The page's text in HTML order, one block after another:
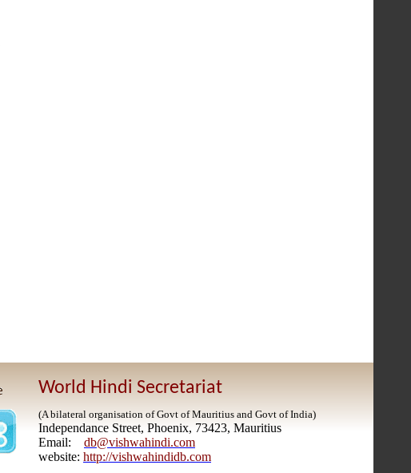
World Hindi Secretariat
(A bilateral organisation of Govt of Mauritius and Govt of India)
Independance Street, Phoenix, 73423, Mauritius
Email: db@vishwahindi.com
website: http://vishwahindidb.com